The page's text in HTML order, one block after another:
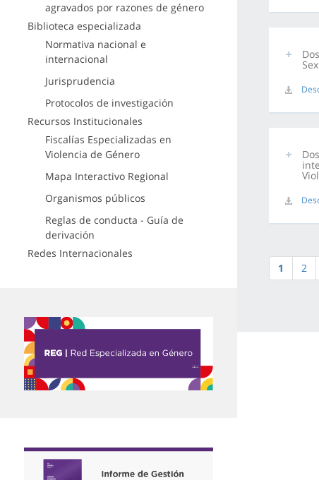
agravados por razones de género
Biblioteca especializada
Normativa nacional e
internacional
Jurisprudencia
Protocolos de investigación
Recursos Institucionales
Fiscalías Especializadas en
Violencia de Género
Mapa Interactivo Regional
Organismos públicos
Reglas de conducta - Guía de
derivación
Redes Internacionales
1 2